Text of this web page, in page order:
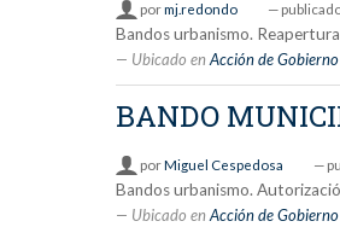
pormj.redondo —
Bandos urbanismo.
Ubicado en Acción de Gobierno
BANDO
porMiguel Cespedosa —
Bandos urbanismo.
Ubicado en Acción de Gobierno